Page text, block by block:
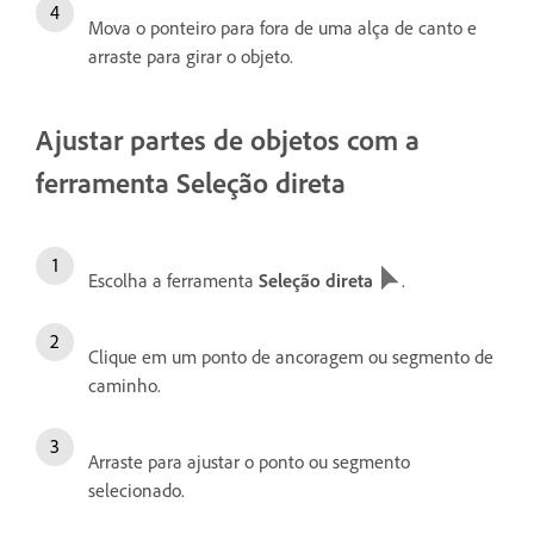
Mova o ponteiro para fora de uma alça de canto e
arraste para girar o objeto.
Ajustar partes de objetos com a
ferramenta Seleção direta
Escolha a ferramenta Seleção direta .
Clique em um ponto de ancoragem ou segmento de
caminho.
Arraste para ajustar o ponto ou segmento
selecionado.